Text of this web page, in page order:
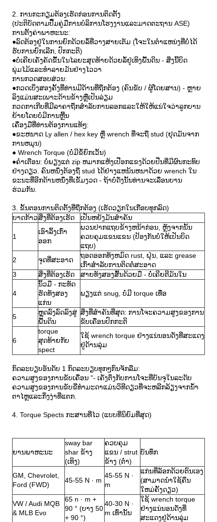
2. ການກະກຽມຕ້ອງເຮັດກ່ອນການຕິດຕັ້ງ
(ປະຕິບັດຕາມປື້ມຄູ່ມືການບໍລິການໂຮງງານແລະມາດຕະຖານ ASE)
ການຕັ້ງຄ່າພາຫະນະ:
●ລົດຕ້ອງຢູ່ໃນການຍົກດ້ວຍລໍ້ທີ່ວາງສາຍເຕັມ (ໂຈະໃນຕໍາແຫນ່ງທີ່ບໍ່ໄດ້
ຮັບການຍົກເລີກ, ປົກກະຕິ)
●ບໍ່ເຄີຍເຄັ່ງຄັດຂື້ນໃນໄລຍະສຸດທ້າຍດ້ວຍລໍ້ຢູ່ເທິງພື້ນດິນ - ສິ່ງນີ້ບິດ
ພຸ່ມໄມ້ແລະທໍາລາຍມັນຢ່າງໄວວາ
ການກວດສອບສ່ວນ:
●ກວດເບິ່ງສອງຄັ້ງທີ່ທ່ານມີດ້ານທີ່ຖືກຕ້ອງ (ຄົນຂັບ / ຜູ້ໂດຍສານ) - ຫຼາຍ
ລິງແມ່ນສະເພາະດ້ານຂ້າງຫຼືເປັນລ່ຽມ
ກວດກາເກີບທີ່ມີລາຄາຖືກສໍາລັບການລອກແລະໃຫ້ໃຫ້ແນ່ໃຈວ່າລູກບານ
ຍ້າຍໂດຍບໍ່ມີການຫຼີ້ນ
ເຄື່ອງມືທີ່ທ່ານຕ້ອງການແທ້ໆ:
●ຂະຫນາດ Ly allen / hex key ຫຼື wrench ທີ່ຈະຖື stud (ຢຸດມັນຈາກ
ການຫມຸນ)
● Wrench Torque (ບໍ່ມີຂໍ້ຍົກເວັ້ນ)
●ຄໍາເຕືອນ: ບໍ່ພຽງແຕ່ zip ຫມາກແຫ້ງເປືອກແຂງດ້ວຍປືນທີ່ມີຜົນກະທົບ
ຢ່າງດຽວ. ຄົນຫນຶ່ງຕ້ອງຖື stud ໄດ້ຢ່າງແຫນ້ນຫນາດ້ວຍ wrench ໃນ
ຂະນະທີ່ອີກດ້ານຫນຶ່ງທີ່ເຂັ້ມງວດ - ຖ້າບໍ່ດັ່ງນັ້ນທ່ານຈະເລື່ອນບານ
ຮ່ວມກັນ.
3. ຂັ້ນຕອນການຕິດຕັ້ງທີ່ຖືກຕ້ອງ (ເຮັດວຽກໃນເກືອບທຸກລົດ)
ບາດກ້າວສິ່ງທີ່ຕ້ອງເຮັດ ເປັນຫຍັງມັນສໍາຄັນ
1
ເອົາລິ້ງເກົ່າ
ອອກ
ພວນປາກແຖບຂ້າງຫນ້າກ່ອນ, ຫຼັງຈາກນັ້ນ
ຄວບຄຸມແຂນແຂນ (ປ້ອງກັນບໍ່ໃຫ້ເປັນບິດ
ແຖບ)
2
ຈຸດທີ່ສະອາດ
ຖອດອອກທັງຫມົດ rust, ຝຸ່ນ, ແລະ grease
ເກົ່າສໍາລັບການຕິດຕໍ່ສະອາດ
3
ສິ່ງທີ່ຕ້ອງເຮັດ ສາຍທັງສອງສົ້ນດ້ວຍມື - ບໍ່ເຄີຍຕີມັນໃນ
4
ນິ້ວມື - ກະທັດ
ຮັດທັງສອງ
ແກ່ນ
ພຽງແຕ່ snug, ບໍ່ມີ torque ເທື່ອ
5
ຫຼຸດລົງລົດລົງສູ່
ພື້ນດິນ
ສິ່ງທີ່ສໍາຄັນທີ່ສຸດ: ການໂຈະຄວາມສູງຂອງການ
ຂັບເຄື່ອນປົກກະຕິ
6
torque
ສຸດທ້າຍກັບ
spect
ໃຊ້ wrench torque ຢ່າງແນ່ນອນດັ່ງທີ່ສະແດງ
ຢູ່ດ້ານລຸ່ມ
ກົດລະບຽບອັນດັບ 1 ກົດລະບຽບທຸກໆກົນຈັກລືມ:
ຄວາມສູງຂອງການຂັບເຄື່ອນ "- ເຄັ່ງຕຶງກັບການໂຈະທີ່ບັນຈຸໃນລະດັບ
ຄວາມສູງຂອງການຂັບຂີ່ທໍາມະດາແມ່ນວິທີດຽວທີ່ຈະຫລີກລ້ຽງຈາກນ້ໍາ
ຕາໄຫຼແລະກິ່ງງ່າທີ່ແຕກ.
4. Torque Spects ກະສານທີ່ໄວ (ແບບທີ່ນິຍົມທີ່ສຸດ)
ຍານພາຫະນະ
sway bar
shar ຂ້າງ
(ເທິງ)
ຄວບຄຸມ
ແຂນ / strut
ຂ້າງ (ຕ່ໍາ)
ບັນທຶກ
GM, Chevrolet,
Ford (FWD)
45-55 N · m
45-55 N ·
m
ແກ່ນທີ່ລັອກດ້ວຍຕົນເອງ
(ສາມາດນໍາໃຊ້ຄືນ
ໃຫມ່ຄັ້ງດຽວ)
VW / Audi MQB
& MLB Evo
65 n · m +
90 ° (ບາງ 50
+ 90 °)
40-30 N ·
m ເທົ່ານັ້ນ
ໃຊ້ wrench torque
ຢ່າງແນ່ນອນດັ່ງທີ່
ສະແດງຢູ່ດ້ານລຸ່ມ